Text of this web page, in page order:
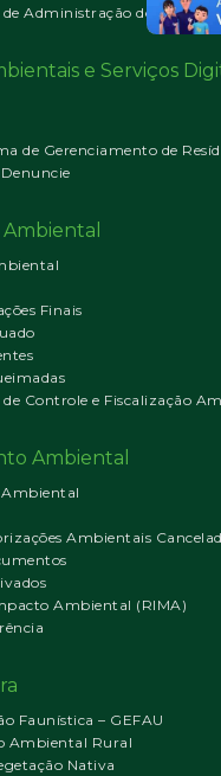
de Administração do IMA
e Serviços
de Gerenciamento de
Ambiental
Finais
de Controle e Fiscalização
Ambiental
Ambientais
Ambiental (RIMA)
Faunística – GEFAU
Ambiental Rural
Nativa